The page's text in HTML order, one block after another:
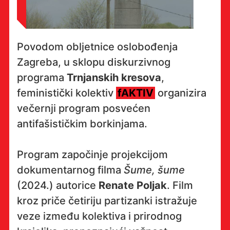
Povodom obljetnice oslobođenja
Zagreba, u sklopu diskurzivnog
programa Trnjanskih kresova,
feministički kolektiv fAKTIV organizira
večernji program posvećen
antifašističkim borkinjama.
Program započinje projekcijom
dokumentarnog filma Šume, šume
(2024.) autorice Renate Poljak. Film
kroz priče četiriju partizanki istražuje
veze između kolektiva i prirodnog